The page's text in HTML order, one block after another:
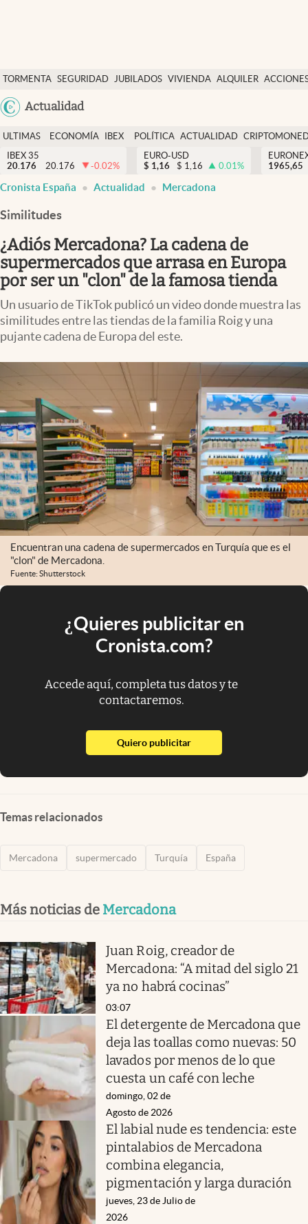
TORMENTA SEGURIDAD JUBILADOS VIVIENDA ALQUILER
USA
Actualidad
Economía y finanzas
Política
Actualidad
Criptomonedas
España
ULTIMAS
NOTICIAS
ECONOMÍA
FINANZAS
IBEX
EURO
POLÍTICA ACTUALIDAD
IBEX 35
20.176
20.176 -0.02%
EURO-USD
$ 1,16 $ 1,16 0.01%
1965,65
Cronista España Actualidad Mercadona
Similitudes
¿Adiós Mercadona? La cadena de
supermercados que arrasa en Europa
por ser un "clon" de la famosa tienda
Un usuario de TikTok publicó un video donde muestra las
similitudes entre las tiendas de la familia Roig y una
pujante cadena de Europa del este.
Encuentran una cadena de supermercados en Turquía que es el
"clon" de Mercadona.
Fuente: Shutterstock
¿Quieres publicitar en
Cronista.com?
Accede aquí, completa tus datos y te
contactaremos.
Quiero publicitarabre en nueva pestaña
Temas relacionados
Mercadona supermercado Turquía España
Más noticias de Mercadona
Juan Roig, creador de
Mercadona: “A mitad del siglo 21
ya no habrá cocinas”
03:07
El detergente de Mercadona que
deja las toallas como nuevas: 50
lavados por menos de lo que
cuesta un café con leche
domingo, 02 de
Agosto de 2026
El labial nude es tendencia: este
pintalabios de Mercadona
combina elegancia,
pigmentación y larga duración
jueves, 23 de Julio de
2026